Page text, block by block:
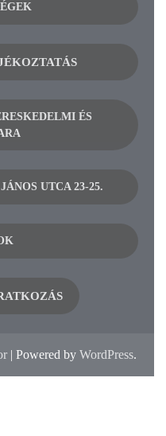
ÉS
UTCA 23-25.
| Powered by WordPress.